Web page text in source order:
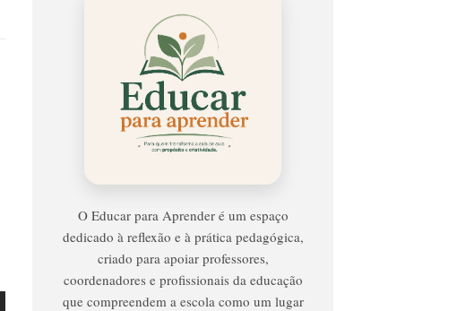
Educar
Para
O Educar para Aprender é um espaço
dedicado à reflexão e à prática pedagógica,
criado para apoiar professores,
coordenadores e profissionais da educação
que compreendem a escola como um lugar